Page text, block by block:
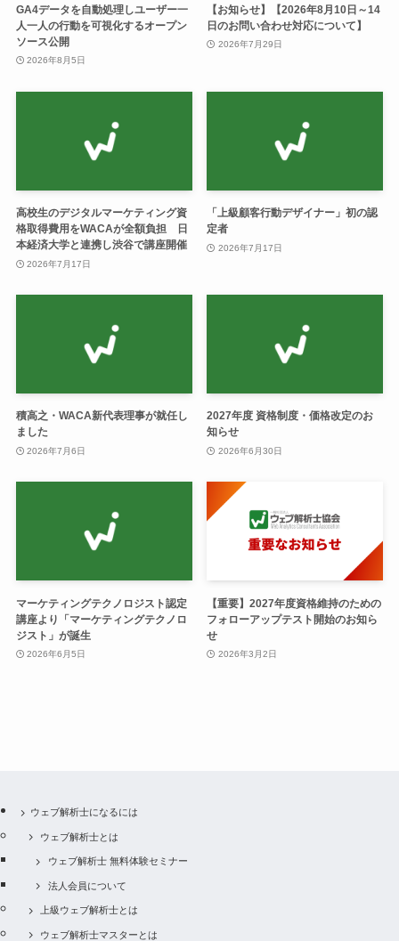
GA4データを自動処理しユーザー一
人一人の行動を可視化するオープン
ソース公開
2026年8月5日
【お知らせ】【2026年8月10日～14
日のお問い合わせ対応について】
2026年7月29日
高校生のデジタルマーケティング資
格取得費用をWACAが全額負担 日
本経済大学と連携し渋谷で講座開催
2026年7月17日
「上級顧客行動デザイナー」初の認
定者
2026年7月17日
積高之・WACA新代表理事が就任し
ました
2026年7月6日
2027年度 資格制度・価格改定のお
知らせ
2026年6月30日
マーケティングテクノロジスト認定
講座より「マーケティングテクノロ
ジスト」が誕生
2026年6月5日
【重要】2027年度資格維持のための
フォローアップテスト開始のお知ら
せ
2026年3月2日
ウェブ解析士になるには
ウェブ解析士とは
ウェブ解析士 無料体験セミナー
法人会員について
上級ウェブ解析士とは
ウェブ解析士マスターとは